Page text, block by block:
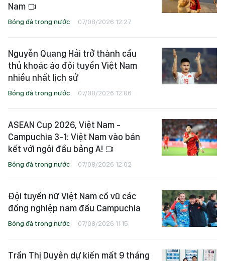
Nam
Bóng đá trong nước 07/08/2026 12:27
Nguyễn Quang Hải trở thành cầu
thủ khoác áo đội tuyển Việt Nam
nhiều nhất lịch sử
Bóng đá trong nước 07/08/2026 12:06
ASEAN Cup 2026, Việt Nam -
Campuchia 3-1: Việt Nam vào bán
kết với ngôi đầu bảng A!
Bóng đá trong nước 07/08/2026 12:02
Đội tuyển nữ Việt Nam cổ vũ các
đồng nghiệp nam đấu Campuchia
Bóng đá trong nước 07/08/2026 11:15
Trần Thị Duyên dự kiến mất 9 tháng